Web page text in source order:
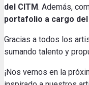
del CITM. Además,
portafolio a cargo
Gracias a todos los
sumando talento y
¡Nos vemos en la